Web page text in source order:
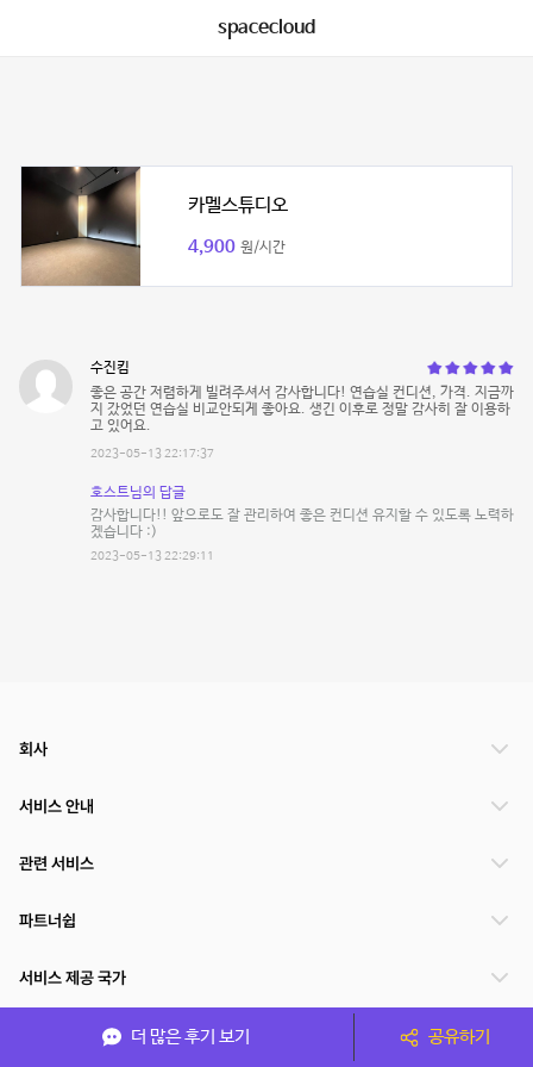
spacecloud
카멜스튜디오
4,900 원/시간
수진킴
좋은 공간 저렴하게 빌려주셔서 감사합니다! 연습실 컨디션, 가격. 지금까
지 갔었던 연습실 비교안되게 좋아요. 생긴 이후로 정말 감사히 잘 이용하
고 있어요.
2023-05-13 22:17:37
호스트님의 답글
감사합니다!! 앞으로도 잘 관리하여 좋은 컨디션 유지할 수 있도록 노력하
겠습니다 :)
2023-05-13 22:29:11
더 많은 후기 보기 공유하기
회사
서비스 안내
관련 서비스
파트너쉽
서비스 제공 국가